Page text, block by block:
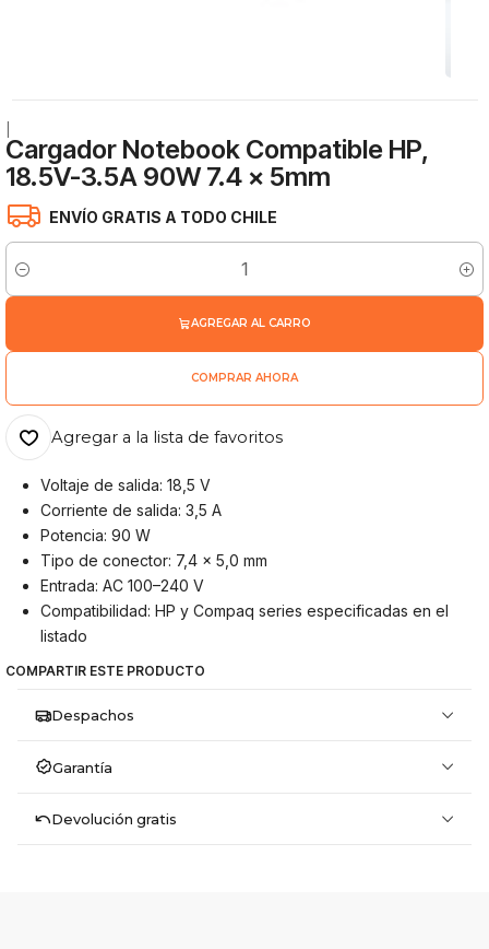
Cargador Notebook Compatible HP,
18.5V-3.5A 90W 7.4 x 5mm
ENVÍO GRATIS A TODO CHILE
Cantidad
AGREGAR AL CARRO
COMPRAR AHORA
Agregar a la lista de favoritos
Voltaje de salida: 18,5 V
Corriente de salida: 3,5 A
Potencia: 90 W
Tipo de conector: 7,4 × 5,0 mm
Entrada: AC 100–240 V
Compatibilidad: HP y Compaq series especificadas en el
listado
COMPARTIR ESTE PRODUCTO
Despachos
Garantía
Devolución gratis